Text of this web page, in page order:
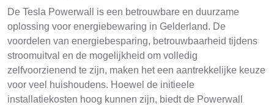
De Tesla Powerwall is een betrouwbare en duurzame
oplossing voor energiebewaring in Gelderland. De
voordelen van energiebesparing, betrouwbaarheid tijdens
stroomuitval en de mogelijkheid om volledig
zelfvoorzienend te zijn, maken het een aantrekkelijke keuze
voor veel huishoudens. Hoewel de initieele
installatiekosten hoog kunnen zijn, biedt de Powerwall